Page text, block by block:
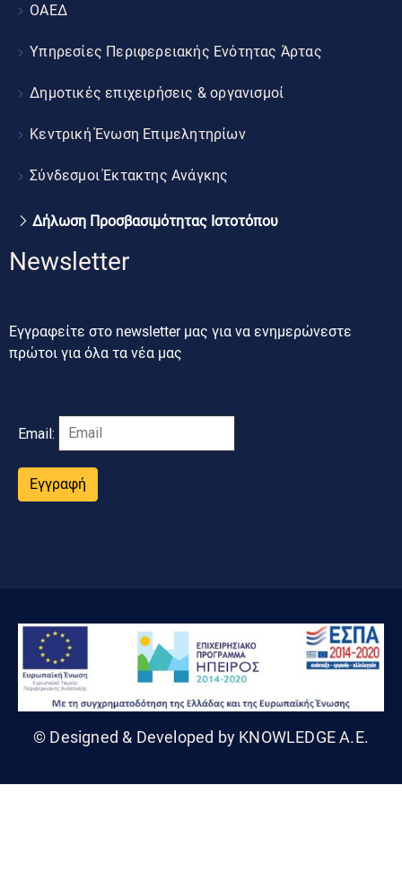
ΟΑΕΔ
Υπηρεσίες Περιφερειακής Ενότητας Άρτας
Δημοτικές επιχειρήσεις & οργανισμοί
Κεντρική Ένωση Επιμελητηρίων
Σύνδεσμοι Έκτακτης Ανάγκης
Δήλωση Προσβασιμότητας Ιστοτόπου
Newsletter
Εγγραφείτε στο newsletter μας για να ενημερώνεστε
πρώτοι για όλα τα νέα μας
Email:
Εγγραφή
© Designed & Developed by KNOWLEDGE A.E.